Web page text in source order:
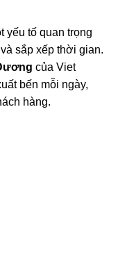
yếu tố quan trọng
sắp xếp thời gian.
của Viet
bến mỗi ngày,
hàng.